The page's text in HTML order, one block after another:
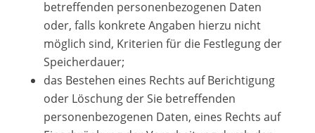
betreffenden personenbezogenen Daten
oder, falls konkrete Angaben hierzu nicht
möglich sind, Kriterien für die Festlegung der
Speicherdauer;
das Bestehen eines Rechts auf Berichtigung
oder Löschung der Sie betreffenden
personenbezogenen Daten, eines Rechts auf